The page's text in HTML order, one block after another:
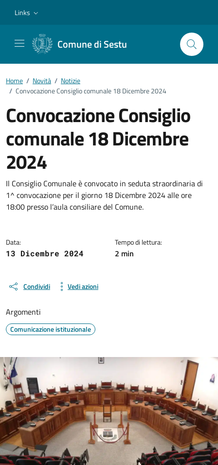
Links
Comune di Sestu
Home / Novità / Notizie
/ Convocazione Consiglio comunale 18 Dicembre 2024
Convocazione Consiglio
comunale 18 Dicembre
2024
Dettagli della notizia
Il Consiglio Comunale è convocato in seduta straordinaria di
1^ convocazione per il giorno 18 Dicembre 2024 alle ore
18:00 presso l’aula consiliare del Comune.
Data:
13 Dicembre 2024
Tempo di lettura:
2 min
Condividi Vedi azioni
Argomenti
Comunicazione istituzionale